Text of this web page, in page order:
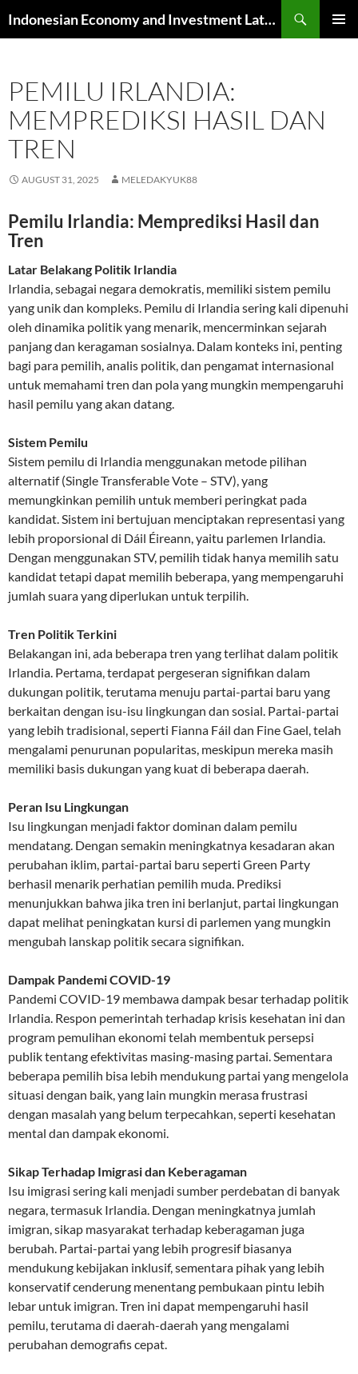
to
Indonesian Economy and Investment Latest News
PEMILU IRLANDIA:
MEMPREDIKSI HASIL DAN
TREN
AUGUST 31, 2025 MELEDAKYUK88
Pemilu Irlandia: Memprediksi Hasil dan
Tren
Latar Belakang Politik Irlandia
Irlandia, sebagai negara demokratis, memiliki sistem pemilu
yang unik dan kompleks. Pemilu di Irlandia sering kali dipenuhi
oleh dinamika politik yang menarik, mencerminkan sejarah
panjang dan keragaman sosialnya. Dalam konteks ini, penting
bagi para pemilih, analis politik, dan pengamat internasional
untuk memahami tren dan pola yang mungkin mempengaruhi
hasil pemilu yang akan datang.
Sistem Pemilu
Sistem pemilu di Irlandia menggunakan metode pilihan
alternatif (Single Transferable Vote – STV), yang
memungkinkan pemilih untuk memberi peringkat pada
kandidat. Sistem ini bertujuan menciptakan representasi yang
lebih proporsional di Dáil Éireann, yaitu parlemen Irlandia.
Dengan menggunakan STV, pemilih tidak hanya memilih satu
kandidat tetapi dapat memilih beberapa, yang mempengaruhi
jumlah suara yang diperlukan untuk terpilih.
Tren Politik Terkini
Belakangan ini, ada beberapa tren yang terlihat dalam politik
Irlandia. Pertama, terdapat pergeseran signifikan dalam
dukungan politik, terutama menuju partai-partai baru yang
berkaitan dengan isu-isu lingkungan dan sosial. Partai-partai
yang lebih tradisional, seperti Fianna Fáil dan Fine Gael, telah
mengalami penurunan popularitas, meskipun mereka masih
memiliki basis dukungan yang kuat di beberapa daerah.
Peran Isu Lingkungan
Isu lingkungan menjadi faktor dominan dalam pemilu
mendatang. Dengan semakin meningkatnya kesadaran akan
perubahan iklim, partai-partai baru seperti Green Party
berhasil menarik perhatian pemilih muda. Prediksi
menunjukkan bahwa jika tren ini berlanjut, partai lingkungan
dapat melihat peningkatan kursi di parlemen yang mungkin
mengubah lanskap politik secara signifikan.
Dampak Pandemi COVID-19
Pandemi COVID-19 membawa dampak besar terhadap politik
Irlandia. Respon pemerintah terhadap krisis kesehatan ini dan
program pemulihan ekonomi telah membentuk persepsi
publik tentang efektivitas masing-masing partai. Sementara
beberapa pemilih bisa lebih mendukung partai yang mengelola
situasi dengan baik, yang lain mungkin merasa frustrasi
dengan masalah yang belum terpecahkan, seperti kesehatan
mental dan dampak ekonomi.
Sikap Terhadap Imigrasi dan Keberagaman
Isu imigrasi sering kali menjadi sumber perdebatan di banyak
negara, termasuk Irlandia. Dengan meningkatnya jumlah
imigran, sikap masyarakat terhadap keberagaman juga
berubah. Partai-partai yang lebih progresif biasanya
mendukung kebijakan inklusif, sementara pihak yang lebih
konservatif cenderung menentang pembukaan pintu lebih
lebar untuk imigran. Tren ini dapat mempengaruhi hasil
pemilu, terutama di daerah-daerah yang mengalami
perubahan demografis cepat.